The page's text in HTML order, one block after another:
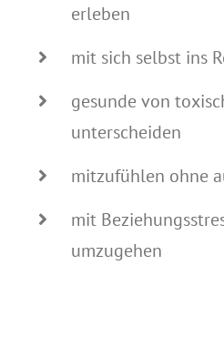
erleben
mit sich selbst ins
gesunde von
unterscheiden
mitzufühlen ohne
mit
umzugehen